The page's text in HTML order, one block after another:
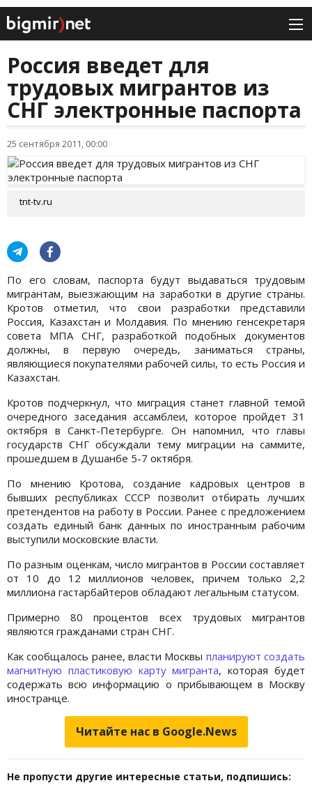
Россия введет для
трудовых мигрантов из
СНГ электронные паспорта
25 сентября 2011, 00:00
tnt-tv.ru
По его словам, паспорта будут выдаваться трудовым
мигрантам, выезжающим на заработки в другие страны.
Кротов отметил, что свои разработки представили
Россия, Казахстан и Молдавия. По мнению генсекретаря
совета МПА СНГ, разработкой подобных документов
должны, в первую очередь, заниматься страны,
являющиеся покупателями рабочей силы, то есть Россия и
Казахстан.
Кротов подчеркнул, что миграция станет главной темой
очередного заседания ассамблеи, которое пройдет 31
октября в Санкт-Петербурге. Он напомнил, что главы
государств СНГ обсуждали тему миграции на саммите,
прошедшем в Душанбе 5-7 октября.
По мнению Кротова, создание кадровых центров в
бывших республиках СССР позволит отбирать лучших
претендентов на работу в России. Ранее с предложением
создать единый банк данных по иностранным рабочим
выступили московские власти.
По разным оценкам, число мигрантов в России составляет
от 10 до 12 миллионов человек, причем только 2,2
миллиона гастарбайтеров обладают легальным статусом.
Примерно 80 процентов всех трудовых мигрантов
являются гражданами стран СНГ.
Как сообщалось ранее, власти Москвы планируют создать
магнитную пластиковую карту мигранта, которая будет
содержать всю информацию о прибывающем в Москву
иностранце.
Читайте нас в Google.News
Не пропусти другие интересные статьи, подпишись: